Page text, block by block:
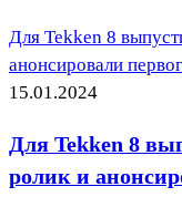
Для Tekken 8
анонсировали
15.01.2024
Для Tekken 8
ролик и